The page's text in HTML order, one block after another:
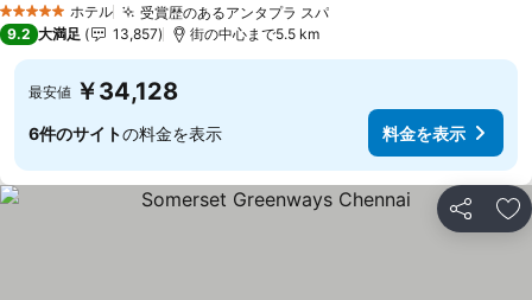
5 ホテルのランク
ホテル 受賞歴のあるアンタプラ スパ
9.2 大満足 13,857 街の中心まで5.5 km
最安値 ￥34,128
6件のサイトの料金を表示 料金を表示
シェア お